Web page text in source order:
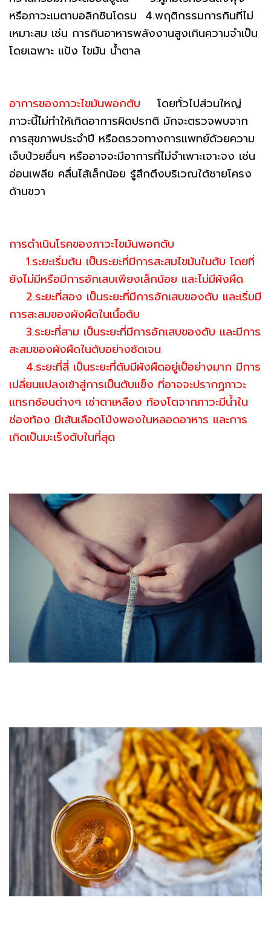
หรือภาวะเมตาบอลิกซินโดรม 4.พฤติกรรมการกินที่ไม่
เหมาะสม เช่น การกินอาหารพลังงานสูงเกินความจำเป็น
โดยเฉพาะ แป้ง ไขมัน น้ำตาล
อาการของภาวะไขมันพอกตับ
โดยทั่วไปส่วนใหญ่
ภาวะนี้ไม่ทำให้เกิดอาการผิดปรกติ มักจะตรวจพบจาก
การสุขภาพประจำปี หรือตรวจทางการแพทย์ด้วยความ
เจ็บป่วยอื่นๆ หรืออาจจะมีอาการที่ไม่จำเพาะเจาะจง เช่น
อ่อนเพลีย คลื่นไส้เล็กน้อย รู้สึกตึงบริเวณใต้ชายโครง
ด้านขวา
การดำเนินโรคของภาวะไขมันพอกตับ
1.ระยะเริ่มต้น เป็นระยะที่มีการสะสมไขมันในตับ โดยที่
ยังไม่มีหรือมีการอักเสบเพียงเล็กน้อย และไม่มีผังผืด
2.ระยะที่สอง เป็นระยะที่มีการอักเสบของตับ และเริ่มมี
การสะสมของผังผืดในเนื้อตับ
3.ระยะที่สาม เป็นระยะที่มีการอักเสบของตับ และมีการ
สะสมของผังผืดในตับอย่างชัดเจน
4.ระยะที่สี่ เป็นระยะที่ตับมีผังผืดอยู่เป็อย่างมาก มีการ
เปลี่ยนแปลงเข้าสู่การเป็นตับแข็ง ที่อาจจะปรากฏภาวะ
แทรกซ้อนต่างๆ เช่าตาเหลือง ท้องโตจากภาวะมีน้ำใน
ช่องท้อง มีเส้นเลือดโป่งพองในหลอดอาหาร และการ
เกิดเป็นมะเร็งตับในที่สุด